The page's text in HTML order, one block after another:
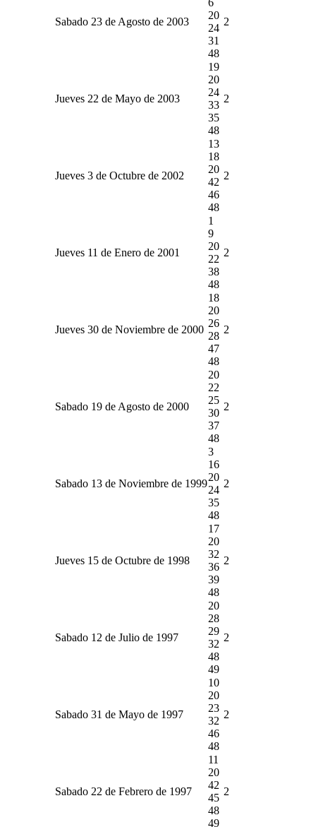
Sabado 23 de Agosto de 2003
20
24
31
48
2
Jueves 22 de Mayo de 2003
19
20
24
33
35
48
2
Jueves 3 de Octubre de 2002
13
18
20
42
46
48
2
Jueves 11 de Enero de 2001
1
9
20
22
38
48
2
Jueves 30 de Noviembre de 2000
18
20
26
28
47
48
2
Sabado 19 de Agosto de 2000
20
22
25
30
37
48
2
Sabado 13 de Noviembre de 1999
3
16
20
24
35
48
2
Jueves 15 de Octubre de 1998
17
20
32
36
39
48
2
Sabado 12 de Julio de 1997
20
28
29
32
48
49
2
Sabado 31 de Mayo de 1997
10
20
23
32
46
48
2
Sabado 22 de Febrero de 1997
11
20
42
45
48
49
2